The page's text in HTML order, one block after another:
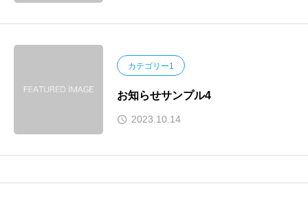
カテゴリー1
お知らせサンプル4
2023.10.14